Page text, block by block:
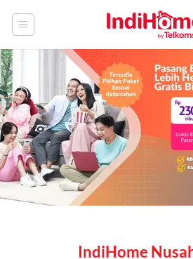
IndiHome